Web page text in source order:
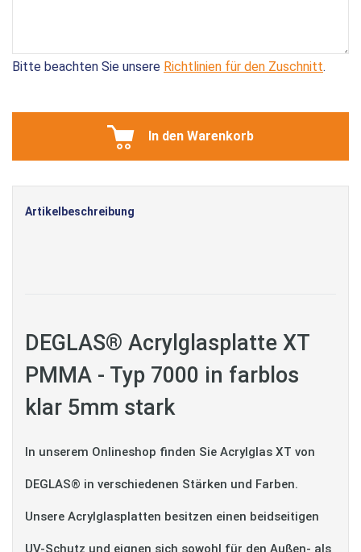
Bitte beachten Sie unsere Richtlinien für den Zuschnitt.
In den Warenkorb
Artikelbeschreibung
DEGLAS® Acrylglasplatte XT
PMMA - Typ 7000 in farblos
klar 5mm stark
In unserem Onlineshop finden Sie Acrylglas XT von
DEGLAS® in verschiedenen Stärken und Farben.
Unsere Acrylglasplatten besitzen einen beidseitigen
UV-Schutz und eignen sich sowohl für den Außen- als